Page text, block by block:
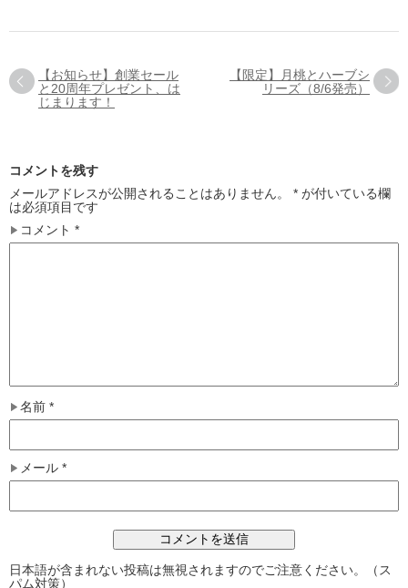
【お知らせ】創業セール
と20周年プレゼント、は
じまります！
【限定】月桃とハーブシ
リーズ（8/6発売）
コメントを残す
メールアドレスが公開されることはありません。
* が付いている欄
は必須項目です
コメント *
名前 *
メール *
日本語が含まれない投稿は無視されますのでご注意ください。（ス
パム対策）